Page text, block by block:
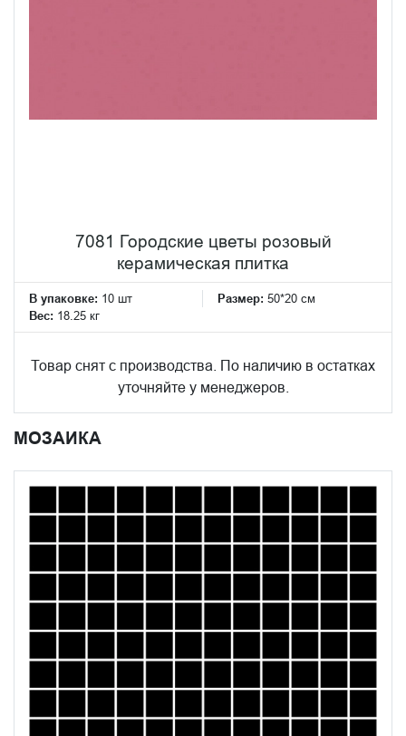
7081 Городские цветы розовый
керамическая плитка
В упаковке: 10 шт Размер: 50*20 см
Вес: 18.25 кг
Товар снят с производства. По наличию в остатках
уточняйте у менеджеров.
МОЗАИКА